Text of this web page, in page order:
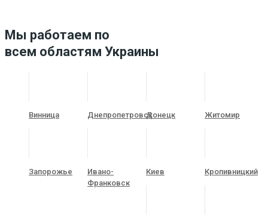
Мы работаем по
всем областям Украины
Винница ДнепропетровскДонецк Житомир
Запорожье
Ивано-
Франковск
Киев Кропивницкий